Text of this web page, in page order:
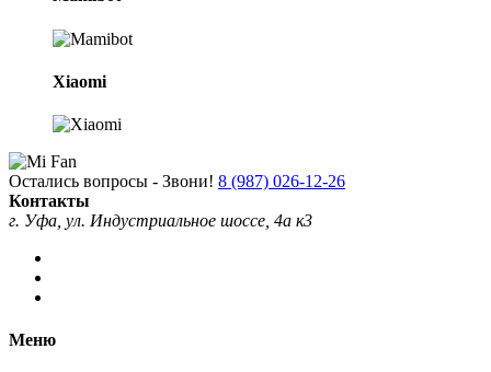
Xiaomi
Остались вопросы - Звони! 8 (987) 026-12-26
Контакты
г. Уфа, ул. Индустриальное шоссе, 4а к3
Меню